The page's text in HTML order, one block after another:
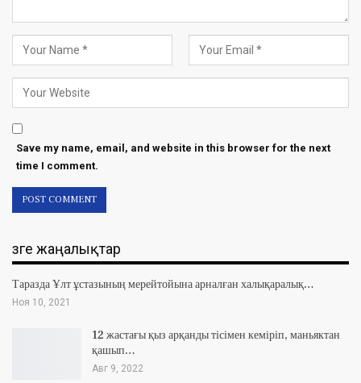
Save my name, email, and website in this browser for the next
time I comment.
Өзге жаңалықтар
Таразда Ұлт ұстазының мерейтойына арналған халықаралық…
Ноя 10, 2021
12 жастағы қыз арқанды тісімен кеміріп, маньяктан
қашып…
Авг 9, 2022